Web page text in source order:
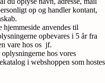
op og handler kontant,
hjemmeside anvendes til
opbevares i 5 år fra
vare hos os jf.
hos vores
i webshoppen som hostes